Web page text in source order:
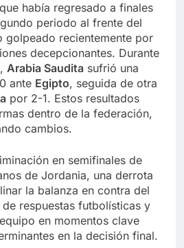
había regresado a finales
periodo al frente del
golpeado recientemente por
decepcionantes. Durante
, Arabia Saudita sufrió una
ante Egipto, seguida de otra
por 2-1. Estos resultados
dentro de la federación,
cambios.
en semifinales de
de Jordania, una derrota
la balanza en contra del
respuestas futbolísticas y
en momentos clave
en la decisión final.